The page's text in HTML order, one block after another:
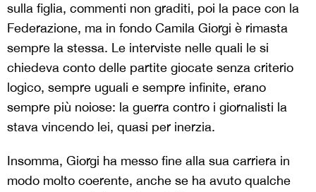
sulla figlia, commenti non graditi, poi la pace con la
Federazione, ma in fondo Camila Giorgi è rimasta
sempre la stessa. Le interviste nelle quali le si
chiedeva conto delle partite giocate senza criterio
logico, sempre uguali e sempre infinite, erano
sempre più noiose: la guerra contro i giornalisti la
stava vincendo lei, quasi per inerzia.
Insomma, Giorgi ha messo fine alla sua carriera in
modo molto coerente, anche se ha avuto qualche